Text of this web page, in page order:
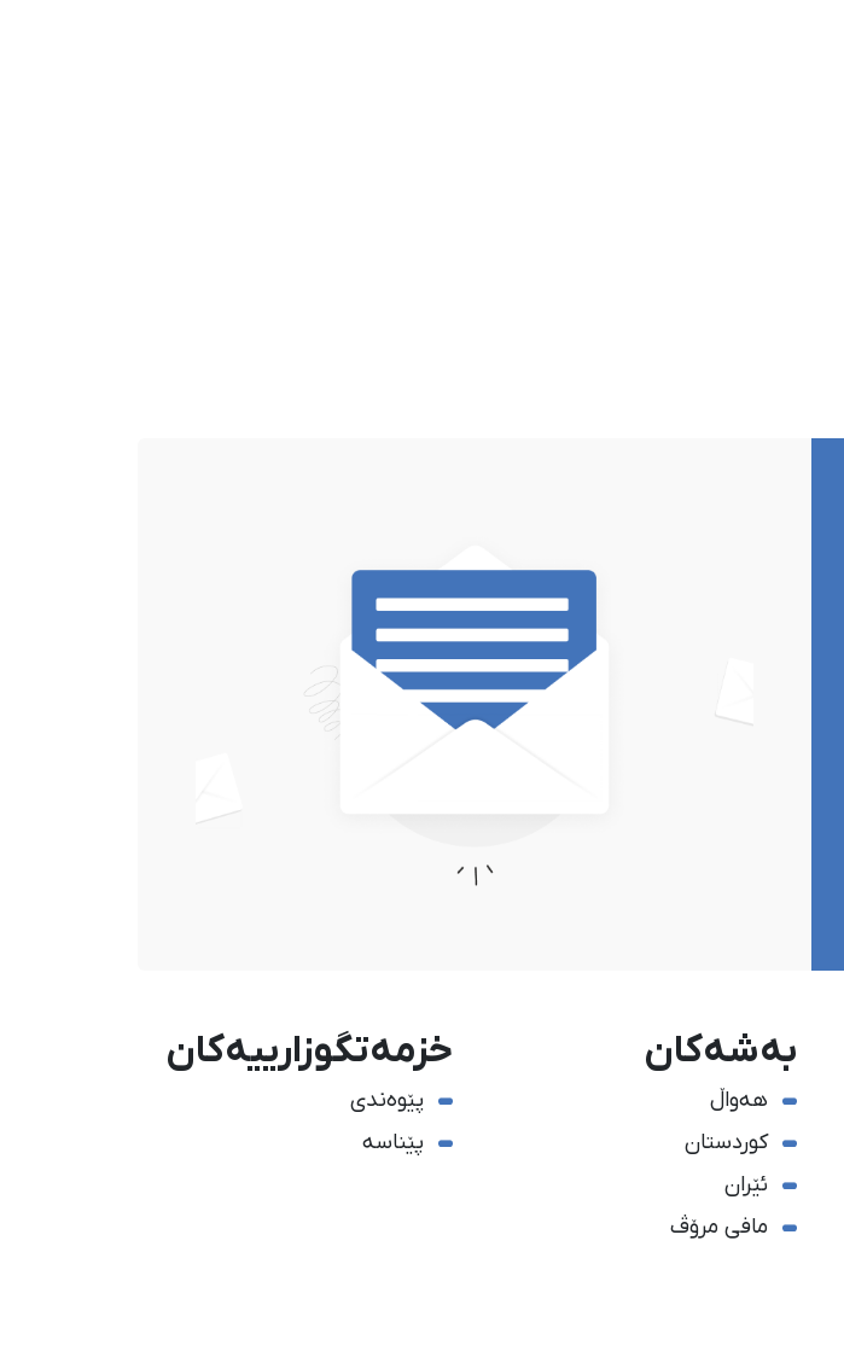
بەشەکان
هەواڵ
کوردستان
ئێران
مافی مرۆڤ
خزمەتگوزارییەکان
پێوەندی
پێناسە